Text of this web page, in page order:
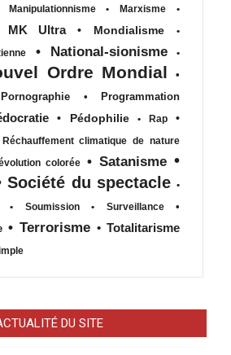
Manipulationnisme • Marxisme
•
MK Ultra • Mondialisme
•
• National-sionisme
•
Ordre Mondial
•
Pornographie •
Programmation
• Pédophilie • Rap
•
Réchauffement climatique de nature
colorée • Satanisme •
Société du spectacle •
• Soumission • Surveillance
•
• Terrorisme • Totalitarisme
DU SITE